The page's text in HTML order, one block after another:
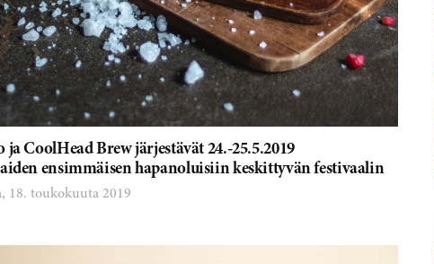
ja CoolHead Brew järjestävät 24.-25.5.2019
ensimmäisen hapanoluisiin keskittyvän festivaalin
18. toukokuuta 2019